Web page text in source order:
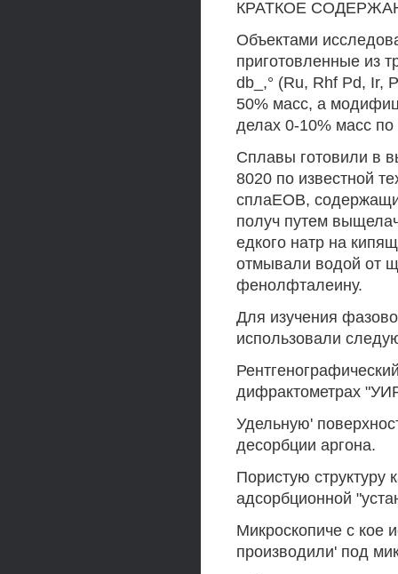
КРАТКОЕ
Объектами
приготовленные из
db_,° (Ru, Rhf Pd, Ir,
50% масс, а
делах 0-10% масс
Сплавы готовили в
8020 по известной
сплаЕОВ,
получ путем
едкого натр на
отмывали водой от
фенолфталеину.
Для изучения
использовали
дифрактометрах
Удельную'
десорбции аргона.
Пористую структуру
адсорбционной
Микроскопиче с кое
производили' под